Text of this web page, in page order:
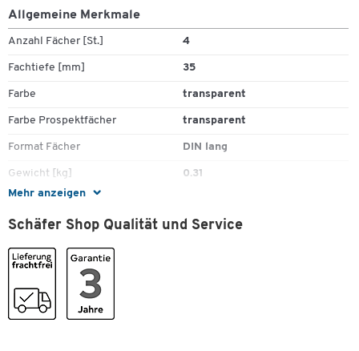
Mehr anzeigen
Allgemeine Merkmale
Anzahl Fächer [St.] 4
Fachtiefe [mm] 35
Farbe transparent
Farbe Prospektfächer transparent
Format Fächer DIN lang
Gewicht [kg] 0.31
Höhe [mm]
Material Prospektfächer Kunststoff
Material Prospektständer
Material Rahmen
Tiefe [mm]
Schäfer Shop Qualität und Service